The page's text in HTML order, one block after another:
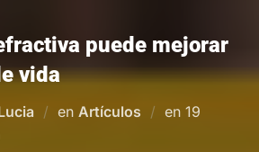
puede mejorar
vida
en Artículos en Publicado
19